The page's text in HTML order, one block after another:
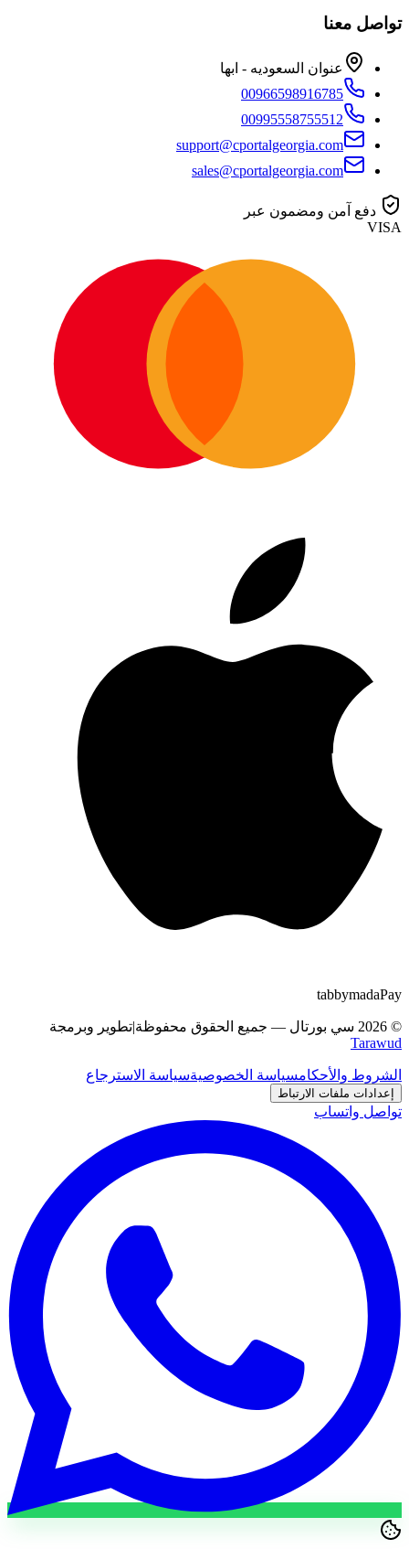
تواصل معنا
عنوان السعوديه - ابها
00966598916785
00995558755512
support@cportalgeorgia.com
sales@cportalgeorgia.com
دفع آمن ومضمون عبر
VISA
Pay
mada
tabby
©
2026 سي بورتال — جميع الحقوق محفوظة|تطوير وبرمجة
Tarawud
الشروط والأحكامسياسة الخصوصيةسياسة الاسترجاع
إعدادات ملفات الارتباط
تواصل واتساب